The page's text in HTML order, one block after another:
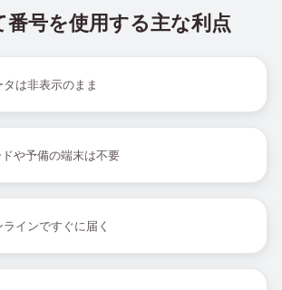
番号を使用する主な利点
は非表示のまま
や予備の端末は不要
インですぐに届く